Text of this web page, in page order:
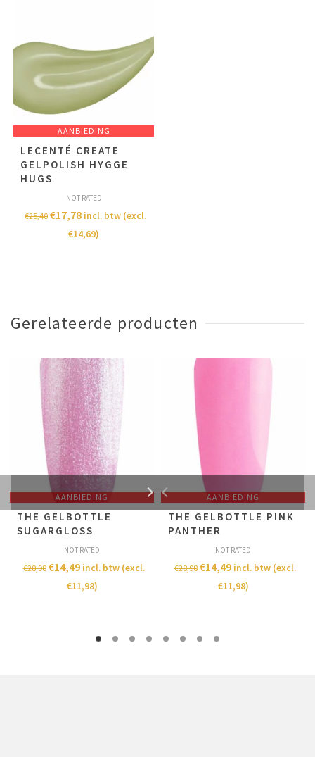
AANBIEDING
LECENTÉ CREATE
GELPOLISH HYGGE
HUGS
NOT RATED
€25,40 €17,78 incl. btw (excl.
€14,69)
Gerelateerde producten
AANBIEDING
THE GELBOTTLE
SUGARGLOSS
NOT RATED
€28,98 €14,49 incl. btw (excl.
€11,98)
AANBIEDING
THE GELBOTTLE PINK
PANTHER
NOT RATED
€28,98 €14,49 incl. btw (excl.
€11,98)